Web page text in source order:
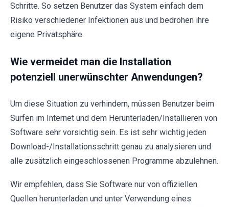
Schritte. So setzen Benutzer das System einfach dem
Risiko verschiedener Infektionen aus und bedrohen ihre
eigene Privatsphäre.
Wie vermeidet man die Installation
potenziell unerwünschter Anwendungen?
Um diese Situation zu verhindern, müssen Benutzer beim
Surfen im Internet und dem Herunterladen/Installieren von
Software sehr vorsichtig sein. Es ist sehr wichtig jeden
Download-/Installationsschritt genau zu analysieren und
alle zusätzlich eingeschlossenen Programme abzulehnen.
Wir empfehlen, dass Sie Software nur von offiziellen
Quellen herunterladen und unter Verwendung eines